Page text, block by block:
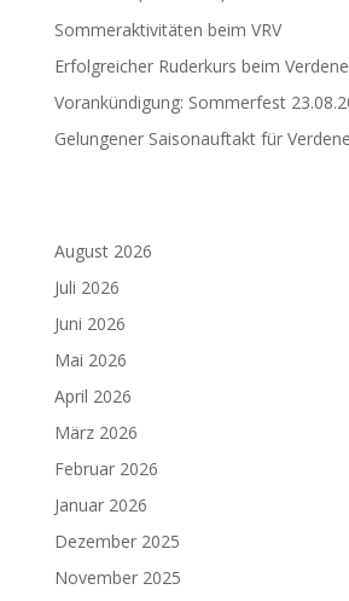
Sommeraktivitäten beim VRV
Erfolgreicher Ruderkurs beim
Vorankündigung: Sommerfest
Gelungener Saisonauftakt für
August 2026
Juli 2026
Juni 2026
Mai 2026
April 2026
März 2026
Februar 2026
Januar 2026
Dezember 2025
November 2025